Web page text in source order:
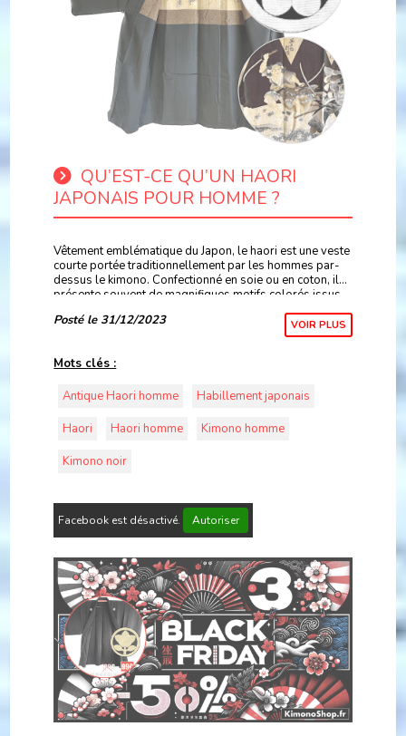
QU’EST-CE QU’UN HAORI
JAPONAIS POUR HOMME ?
Vêtement emblématique du Japon, le haori est une veste
courte portée traditionnellement par les hommes par-
dessus le kimono. Confectionné en soie ou en coton, il
présente souvent de magnifiques motifs colorés issus
Posté le 31/12/2023 VOIR PLUS
Mots clés :
Antique Haori homme
Habillement japonais
Haori
Haori homme
Kimono homme
Kimono noir
Facebook est désactivé. Autoriser